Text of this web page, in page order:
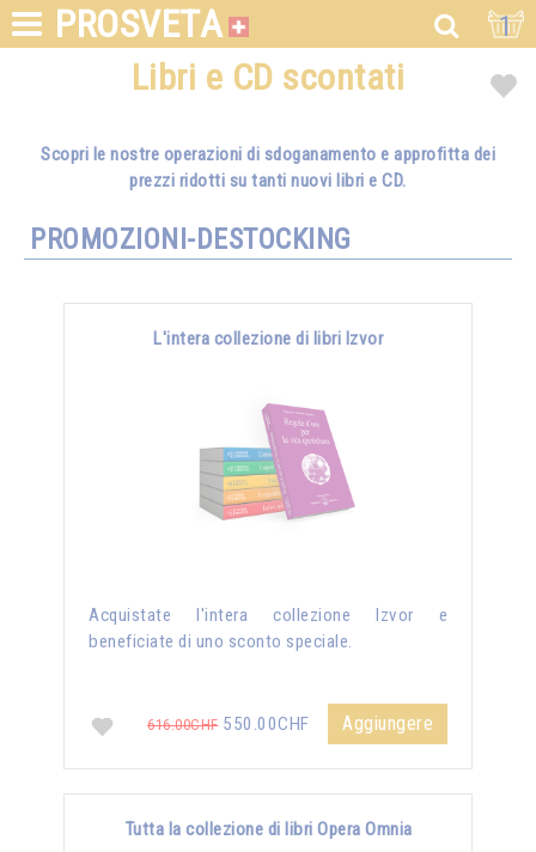
PROSVETA 1
Libri e CD scontati
Scopri le nostre operazioni di sdoganamento e approfitta dei
prezzi ridotti su tanti nuovi libri e CD.
PROMOZIONI-DESTOCKING
L'intera collezione di libri Izvor
Acquistate l'intera collezione Izvor e
beneficiate di uno sconto speciale.
616.00CHF550.00CHF Aggiungere
Tutta la collezione di libri Opera Omnia